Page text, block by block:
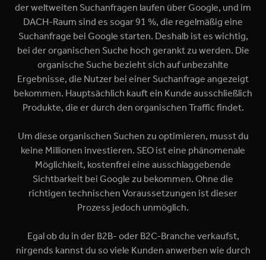
der weltweiten Suchanfragen laufen über Google, und im
DACH-Raum sind es sogar 91 %, die regelmäßig eine
Suchanfrage bei Google starten. Deshalb ist es wichtig,
bei der organischen Suche hoch gerankt zu werden. Die
organische Suche bezieht sich auf unbezahlte
Ergebnisse, die Nutzer bei einer Suchanfrage angezeigt
bekommen. Hauptsächlich kauft ein Kunde ausschließlich
Produkte, die er durch den organischen Traffic findet.
Um diese organischen Suchen zu optimieren, musst du
keine Millionen investieren. SEO ist eine phänomenale
Möglichkeit, kostenfrei eine ausschlaggebende
Sichtbarkeit bei Google zu bekommen. Ohne die
richtigen technischen Voraussetzungen ist dieser
Prozess jedoch unmöglich.
Egal ob du in der B2B- oder B2C-Branche verkaufst,
nirgends kannst du so viele Kunden anwerben wie durch